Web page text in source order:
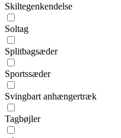
Skiltegenkendelse
Soltag
Splitbagsæder
Sportssæder
Svingbart anhængertræk
Tagbøjler